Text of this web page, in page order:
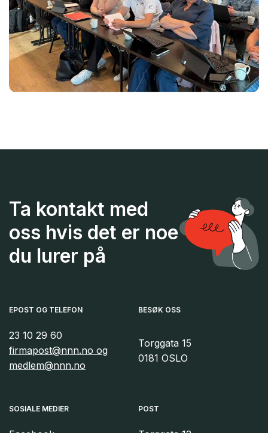
Ta kontakt med
oss hvis det er noe
du lurer på
EPOST OG TELEFON
23 10 29 60
firmapost@nnn.no og
medlem@nnn.no
SOSIALE MEDIER
BESØK OSS
Torggata 15
0181 OSLO
POST